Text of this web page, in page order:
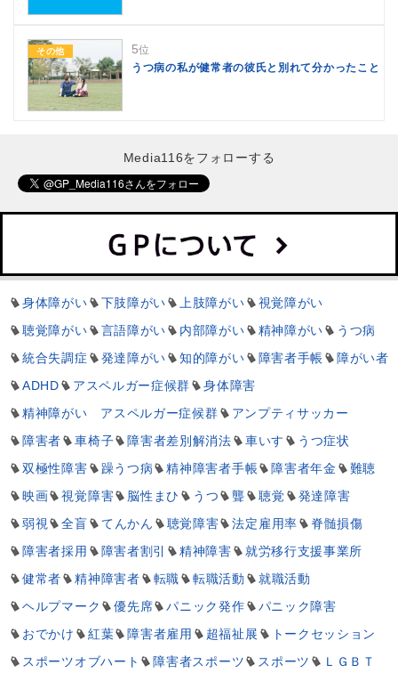
その他 5位
うつ病の私が健常者の彼氏と別れて分かったこと
Media116をフォローする
身体障がい 下肢障がい 上肢障がい
視覚障がい
聴覚障がい
言語障がい 内部障がい 精神障がい
うつ病
統合失調症
発達障がい 知的障がい 障害者手帳
障がい者
ADHD
アスペルガー症候群
身体障害
精神障がい アスペルガー症候群
アンプティサッカー
障害者
車椅子 障害者差別解消法 車いす
うつ症状
双極性障害
躁うつ病 精神障害者手帳 障害者年金
難聴
映画
視覚障害 脳性まひ うつ 聾 聴覚
発達障害
弱視
全盲 てんかん 聴覚障害 法定雇用率
脊髄損傷
障害者採用
障害者割引 精神障害
就労移行支援事業所
健常者
精神障害者 転職 転職活動
就職活動
ヘルプマーク
優先席 パニック発作
パニック障害
おでかけ
紅葉 障害者雇用 超福祉展
トークセッション
スポーツオブハート
障害者スポーツ スポーツ
ＬＧＢＴ